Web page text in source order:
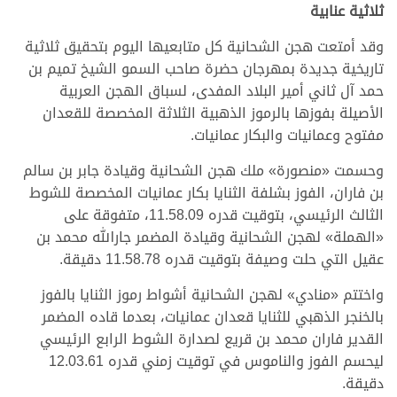
ثلاثية عنابية
وقد أمتعت هجن الشحانية كل متابعيها اليوم بتحقيق ثلاثية
تاريخية جديدة بمهرجان حضرة صاحب السمو الشيخ تميم بن
حمد آل ثاني أمير البلاد المفدى، لسباق الهجن العربية
الأصيلة بفوزها بالرموز الذهبية الثلاثة المخصصة للقعدان
مفتوح وعمانيات والبكار عمانيات.
وحسمت «منصورة» ملك هجن الشحانية وقيادة جابر بن سالم
بن فاران، الفوز بشلفة الثنايا بكار عمانيات المخصصة للشوط
الثالث الرئيسي، بتوقيت قدره 11.58.09، متفوقة على
«الهملة» لهجن الشحانية وقيادة المضمر جارالله محمد بن
عقيل التي حلت وصيفة بتوقيت قدره 11.58.78 دقيقة.
واختتم «منادي» لهجن الشحانية أشواط رموز الثنايا بالفوز
بالخنجر الذهبي للثنايا قعدان عمانيات، بعدما قاده المضمر
القدير فاران محمد بن قريع لصدارة الشوط الرابع الرئيسي
ليحسم الفوز والناموس في توقيت زمني قدره 12.03.61
دقيقة.